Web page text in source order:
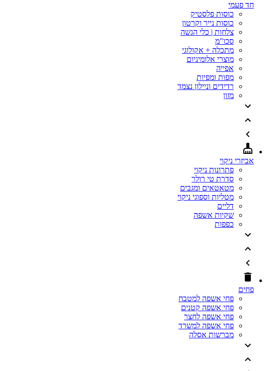
חד פעמי
כוסות פלסטיק
כוסות נייר וקרטון
צלחות | כלי הגשה
סכו"מ
מתכלה + אקולוגי
מוצרי אלומיניום
אפייה
מפות ומפיות
רדידים וניילון נצמד
מזון
אביזרי ניקוי
פתרונות ניקוי
סדרת טי רולר
מטאטאים ומגבים
מטליות וספוגי ניקוי
דליים
שקיות אשפה
כפפות
פחים
פחי אשפה למטבח
פחי אשפה קטנים
פחי אשפה לחצר
פחי אשפה למשרד
מברשות אסלה